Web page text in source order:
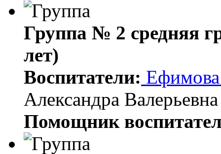
Группа № 2 средняя
лет)
Воспитатели:
Александра Валерьевна
Помощник